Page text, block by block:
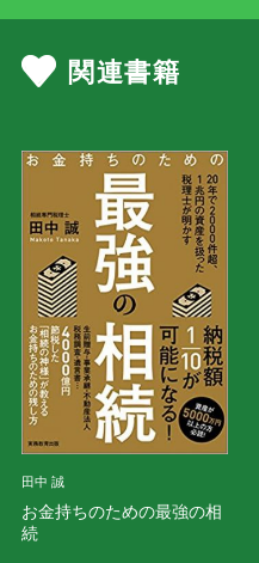
関連書籍
田中 誠
お金持ちのための最強の相
続